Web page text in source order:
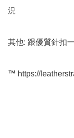
況
其他: 跟優質針扣
™️ https://